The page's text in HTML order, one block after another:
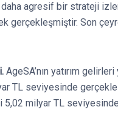
daha agresif bir strateji
gerçekleşmiştir. Son
AgeSA’nın yatırım
TL seviyesinde
5,02 milyar TL